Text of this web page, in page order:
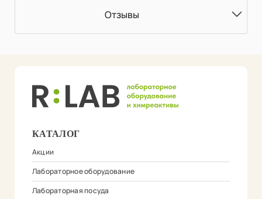
Отзывы
КАТАЛОГ
Акции
Лабораторное оборудование
Лабораторная посуда